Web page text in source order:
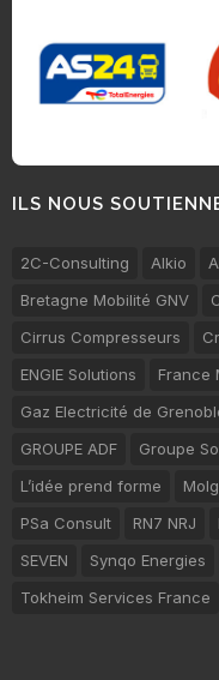
ILS NOUS
2C-Consulting Alkio
Bretagne Mobilité GNV
Cirrus Compresseurs
ENGIE Solutions
France
Gaz Electricité de
GROUPE ADF
Groupe
L’idée prend forme
PSa Consult
RN7 NRJ
SEVEN
Synqo Energies
Tokheim Services France